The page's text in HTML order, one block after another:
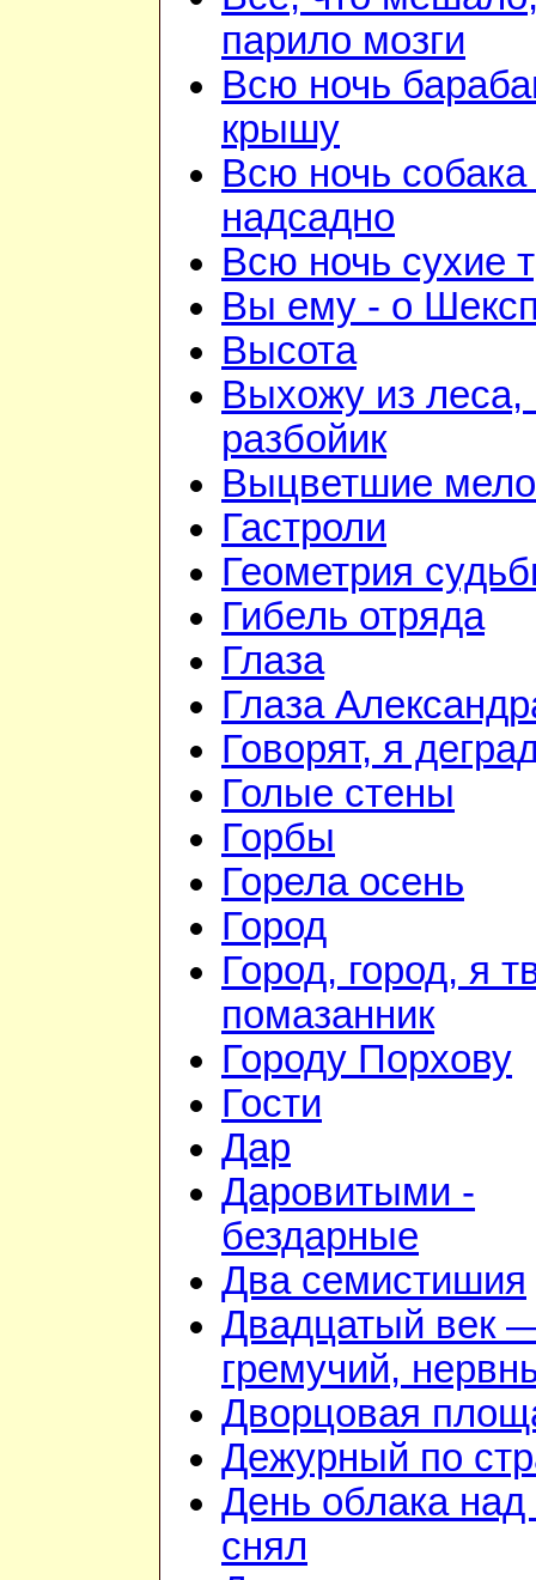
парило мозги
Всю ночь
крышу
Всю ночь
надсадно
Всю ночь сухие
Вы ему - о
Высота
Выхожу из леса,
разбойик
Выцветшие
Гастроли
Геометрия
Гибель отряда
Глаза
Глаза
Говорят, я
Голые стены
Горбы
Горела осень
Город
Город, город, я
помазанник
Городу Порхову
Гости
Дар
Даровитыми -
бездарные
Два семистишия
Двадцатый век
гремучий,
Дворцовая
Дежурный по
День облака
снял